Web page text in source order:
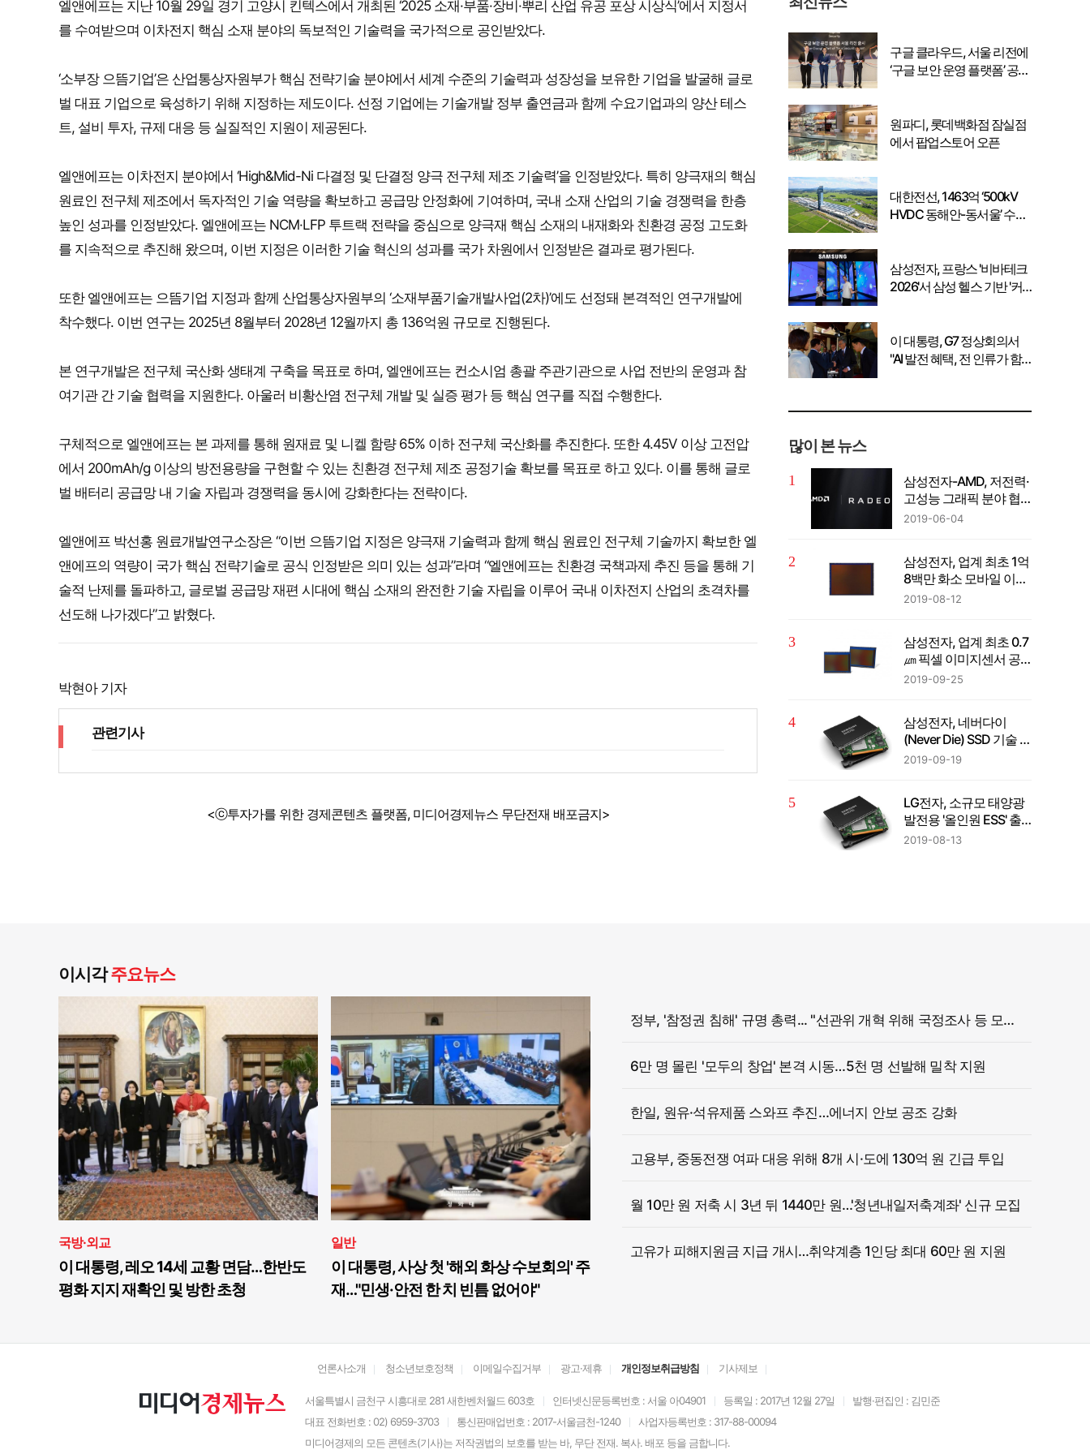
엘앤에프는 지난 10월 29일 경기 고양시 킨텍스에서 개최된 ‘2025 소재·부품·장비·뿌리 산업 유공 포상 시상식’에서 지정서
를 수여받으며 이차전지 핵심 소재 분야의 독보적인 기술력을 국가적으로 공인받았다.
‘소부장 으뜸기업’은 산업통상자원부가 핵심 전략기술 분야에서 세계 수준의 기술력과 성장성을 보유한 기업을 발굴해 글로
벌 대표 기업으로 육성하기 위해 지정하는 제도이다. 선정 기업에는 기술개발 정부 출연금과 함께 수요기업과의 양산 테스
트, 설비 투자, 규제 대응 등 실질적인 지원이 제공된다.
엘앤에프는 이차전지 분야에서 ‘High&Mid-Ni 다결정 및 단결정 양극 전구체 제조 기술력’을 인정받았다. 특히 양극재의 핵심
원료인 전구체 제조에서 독자적인 기술 역량을 확보하고 공급망 안정화에 기여하며, 국내 소재 산업의 기술 경쟁력을 한층
높인 성과를 인정받았다. 엘앤에프는 NCM·LFP 투트랙 전략을 중심으로 양극재 핵심 소재의 내재화와 친환경 공정 고도화
를 지속적으로 추진해 왔으며, 이번 지정은 이러한 기술 혁신의 성과를 국가 차원에서 인정받은 결과로 평가된다.
또한 엘앤에프는 으뜸기업 지정과 함께 산업통상자원부의 ‘소재부품기술개발사업(2차)’에도 선정돼 본격적인 연구개발에
착수했다. 이번 연구는 2025년 8월부터 2028년 12월까지 총 136억원 규모로 진행된다.
본 연구개발은 전구체 국산화 생태계 구축을 목표로 하며, 엘앤에프는 컨소시엄 총괄 주관기관으로 사업 전반의 운영과 참
여기관 간 기술 협력을 지원한다. 아울러 비황산염 전구체 개발 및 실증 평가 등 핵심 연구를 직접 수행한다.
구체적으로 엘앤에프는 본 과제를 통해 원재료 및 니켈 함량 65% 이하 전구체 국산화를 추진한다. 또한 4.45V 이상 고전압
에서 200mAh/g 이상의 방전용량을 구현할 수 있는 친환경 전구체 제조 공정기술 확보를 목표로 하고 있다. 이를 통해 글로
벌 배터리 공급망 내 기술 자립과 경쟁력을 동시에 강화한다는 전략이다.
엘앤에프 박선홍 원료개발연구소장은 “이번 으뜸기업 지정은 양극재 기술력과 함께 핵심 원료인 전구체 기술까지 확보한 엘
앤에프의 역량이 국가 핵심 전략기술로 공식 인정받은 의미 있는 성과”라며 “엘앤에프는 친환경 국책과제 추진 등을 통해 기
술적 난제를 돌파하고, 글로벌 공급망 재편 시대에 핵심 소재의 완전한 기술 자립을 이루어 국내 이차전지 산업의 초격차를
선도해 나가겠다”고 밝혔다.
박현아 기자
관련기사
<ⓒ투자가를 위한 경제콘텐츠 플랫폼, 미디어경제뉴스 무단전재 배포금지>
구글 클라우드, 서울 리전에
‘구글 보안 운영 플랫폼’ 공식
원파디, 롯데백화점 잠실점
에서 팝업스토어 오픈
대한전선, 1463억 ‘500kV
HVDC 동해안-동서울’ 수
삼성전자, 프랑스 '비바테크
2026'서 삼성 헬스 기반 '커
이 대통령, G7 정상회의서
"AI 발전 혜택, 전 인류가 함
많이 본 뉴스
삼성전자-AMD, 저전력·
고성능 그래픽 분야 협
력
2019-06-04
삼성전자, 업계 최초 1억
8백만 화소 모바일 이미
지센서 공개
2019-08-12
삼성전자, 업계 최초 0.7
㎛ 픽셀 이미지센서 공
개
2019-09-25
삼성전자, 네버다이
(Never Die) SSD 기술 등
3大 혁신 SW 기술 첫 적
2019-09-19
LG전자, 소규모 태양광
발전용 '올인원 ESS' 출
시
2019-08-13
이시각주요뉴스
국방·외교
이 대통령, 레오 14세 교황 면담…한반도
평화 지지 재확인 및 방한 초청
일반
이 대통령, 사상 첫 '해외 화상 수보회의' 주
재…"민생·안전 한 치 빈틈 없어야"
정부, '참정권 침해' 규명 총력... "선관위 개혁 위해 국정조사 등 모든 조치"
6만 명 몰린 '모두의 창업' 본격 시동…5천 명 선발해 밀착 지원
한일, 원유·석유제품 스와프 추진…에너지 안보 공조 강화
고용부, 중동전쟁 여파 대응 위해 8개 시·도에 130억 원 긴급 투입
월 10만 원 저축 시 3년 뒤 1440만 원…'청년내일저축계좌' 신규 모집
고유가 피해지원금 지급 개시…취약계층 1인당 최대 60만 원 지원
언론사소개 청소년보호정책 이메일수집거부 광고·제휴 개인정보취급방침 기사제보
서울특별시 금천구 시흥대로 281 새한벤처월드 603호 인터넷신문등록번호 : 서울 아04901 등록일 : 2017년 12월 27일
발행·편집인 : 김민준
대표 전화번호 : 02) 6959-3703
통신판매업번호 : 2017-서울금천-1240
사업자등록번호 : 317-88-00094
미디어경제의 모든 콘텐츠(기사)는 저작권법의 보호를 받는 바, 무단 전재. 복사. 배포 등을 금합니다.